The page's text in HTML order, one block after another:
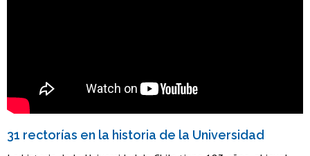
31 rectorías en la historia de la Universidad